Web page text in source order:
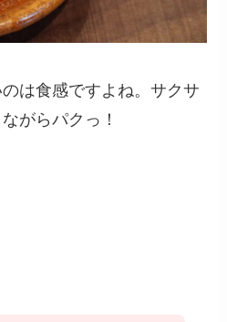
は食感ですよね。サクサ
がらパクっ！